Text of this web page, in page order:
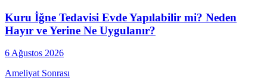
Kuru İğne Tedavisi Evde Yapılabilir mi? Neden
Hayır ve Yerine Ne Uygulanır?
6 Ağustos 2026
Ameliyat Sonrası